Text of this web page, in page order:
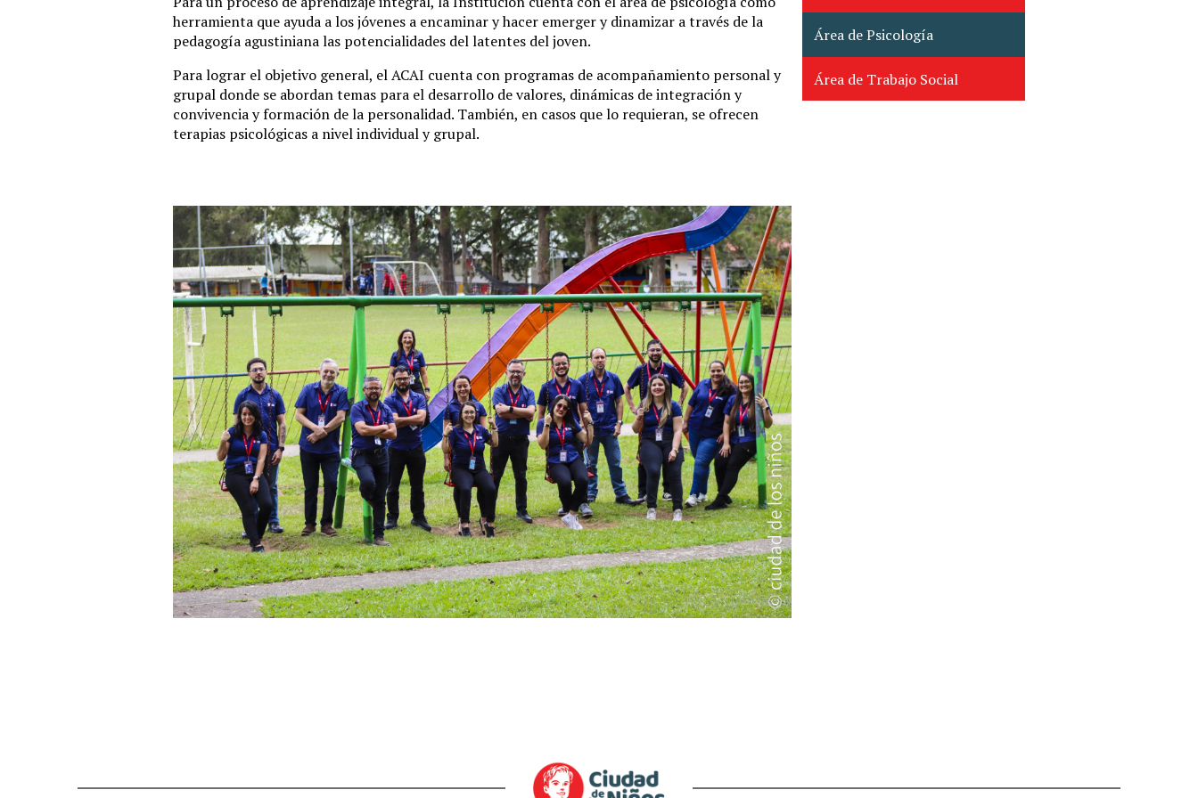
Área de Apoyo Fijo
herramienta que ayuda a los jóvenes a encaminar y hacer emerger y dinamizar a través de la
pedagogía agustiniana las potencialidades del latentes del joven.
Para lograr el objetivo general, el ACAI cuenta con programas de acompañamiento personal y
grupal donde se abordan temas para el desarrollo de valores, dinámicas de integración y
convivencia y formación de la personalidad. También, en casos que lo requieran, se ofrecen
terapias psicológicas a nivel individual y grupal.
Área de Psicología
Área de Trabajo Social